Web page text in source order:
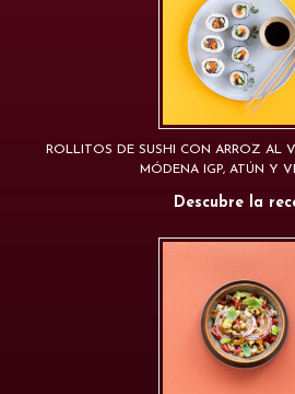
ROLLITOS DE SUSHI CON ARROZ AL
MÓDENA IGP, ATÚN Y
Descubre la